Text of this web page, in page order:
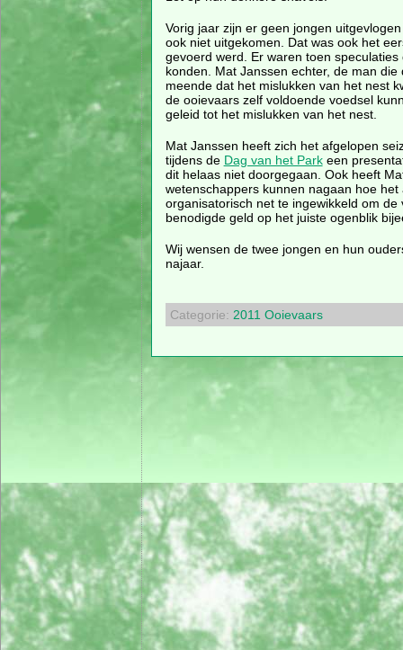
Vorig jaar zijn er geen jongen
ook niet uitgekomen. Dat was ook het
gevoerd werd. Er waren toen
konden. Mat Janssen echter, de man
meende dat het mislukken van het nest
de ooievaars zelf voldoende voedsel
geleid tot het mislukken van het nest.
Mat Janssen heeft zich het afgelopen
tijdens de Dag van het Parkeen
dit helaas niet doorgegaan. Ook heeft
wetenschappers kunnen nagaan hoe
organisatorisch net te ingewikkeld om
benodigde geld op het juiste ogenblik
Wij wensen de twee jongen en hun
najaar.
Categorie: 2011 Ooievaars